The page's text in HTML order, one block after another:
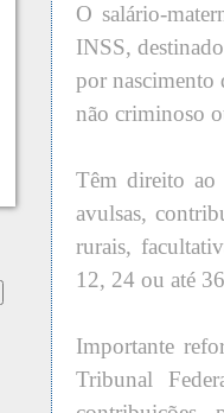
O salário-
INSS,
por nascimento
não criminoso
Têm direito ao
avulsas,
rurais,
12, 24 ou até
Importante
Tribunal